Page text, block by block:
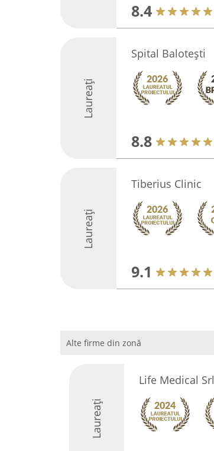
8.4
Laureați
Spital Balotești
8.8
Laureați
Tiberius Clinic
9.1
Alte firme din zonă
Laureați
Life Medical Srl